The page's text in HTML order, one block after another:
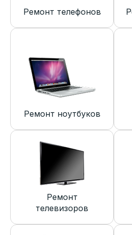
Ремонт телефонов
Ремонт ноутбуков
Ремонт
телевизоров